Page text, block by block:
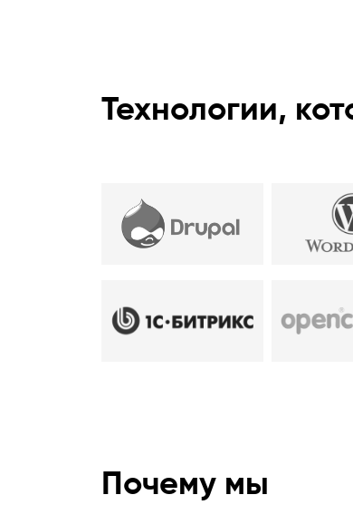
Технологии,
Почему мы